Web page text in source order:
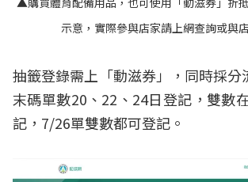
示意，實際參與店家請上網查詢或與店
抽籤登錄需上「動滋券」，同時採分
末碼單數20、22、24日登記，雙數
記，7/26單雙數都可登記。